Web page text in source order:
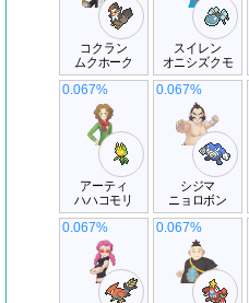
コクラン
ムクホーク
スイレン
オニシズクモ
アーティ
ハハコモリ
0.067%
シジマ
ニョロボン
0.067%
0.067% 0.067%